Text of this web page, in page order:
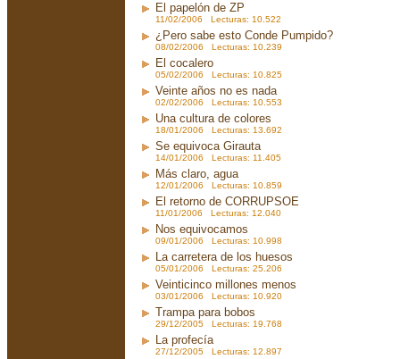
El papelón de ZP
11/02/2006 Lecturas: 10.522
¿Pero sabe esto Conde Pumpido?
08/02/2006 Lecturas: 10.239
El cocalero
05/02/2006 Lecturas: 10.825
Veinte años no es nada
02/02/2006 Lecturas: 10.553
Una cultura de colores
18/01/2006 Lecturas: 13.692
Se equivoca Girauta
14/01/2006 Lecturas: 11.405
Más claro, agua
12/01/2006 Lecturas: 10.859
El retorno de CORRUPSOE
11/01/2006 Lecturas: 12.040
Nos equivocamos
09/01/2006 Lecturas: 10.998
La carretera de los huesos
05/01/2006 Lecturas: 25.206
Veinticinco millones menos
03/01/2006 Lecturas: 10.920
Trampa para bobos
29/12/2005 Lecturas: 19.768
La profecía
27/12/2005 Lecturas: 12.897